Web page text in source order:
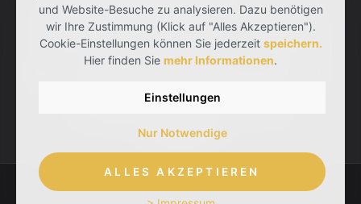
und Website-Besuche zu analysieren. Dazu benötigen
wir Ihre Zustimmung (Klick auf "Alles Akzeptieren").
Cookie-Einstellungen können Sie jederzeit speichern.
Hier finden Sie mehr Informationen.
Einstellungen
Nur Notwendige
ALLES AKZEPTIEREN